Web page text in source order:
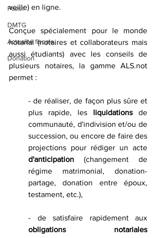
Passif
DMTG
Actualité fiscale
Donation
veille) en ligne.
Conçue spécialement pour le monde
notarial (notaires et collaborateurs mais
aussi étudiants) avec les conseils de
plusieurs notaires, la gamme ALS.not
permet :
- de réaliser, de façon plus sûre et
plus rapide, les liquidations de
communauté, d'indivision et/ou de
succession, ou encore de faire des
d'anticipation (changement de
régime matrimonial, donation-
partage, donation entre époux,
testament, etc.),
- de satisfaire rapidement aux
obligations notariales